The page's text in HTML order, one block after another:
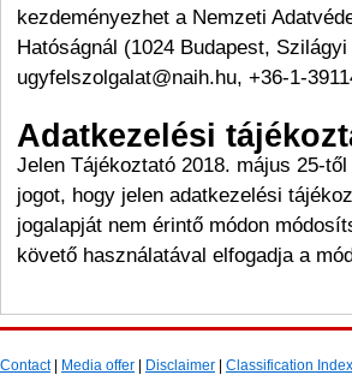
kezdeményezhet a Nemzeti
Hatóságnál (1024 Budapest,
ugyfelszolgalat@naih.hu, +36-1-
Adatkezelési
Jelen Tájékoztató 2018. május 25-
jogot, hogy jelen adatkezelési
jogalapját nem érintő módon
követő használatával elfogadja a
Contact| Media offer Disclaimer Classification Index